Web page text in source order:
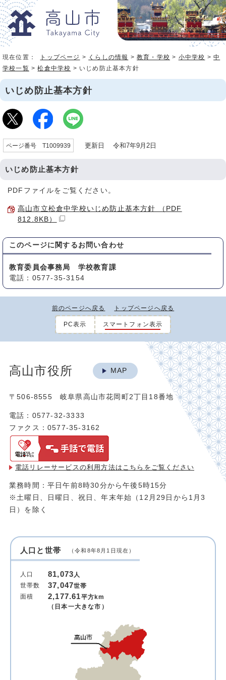
現在位置： トップページ > くらしの情報 >教育・学校 > 小中学校 >中
学校一覧 >松倉中学校 > いじめ防止基本方針
いじめ防止基本方針
ページ番号 T1009939 更新日 令和7年9月2日
いじめ防止基本方針
PDFファイルをご覧ください。
高山市立松倉中学校いじめ防止基本方針 （PDF
812.8KB）
このページに関する お問い合わせ
教育委員会事務局 学校教育課
電話：0577-35-3154
前のページへ戻る トップページへ戻る
PC表示 スマートフォン表示
高山市役所 MAP
〒506-8555 岐阜県高山市花岡町2丁目18番地
電話：0577-32-3333
ファクス：0577-35-3162
電話リレーサービスの利用方法は こちらをご覧ください
業務時間：平日午前8時30分から午後5時15分
※土曜日、日曜日、祝日、年末年始（12月29日から1月3
日）を除く
人口と世帯 （令和8年8月1日現在）
人口 81,073人
世帯数
37,047世帯
面積
2,177.61平方km
（日本一大きな市）